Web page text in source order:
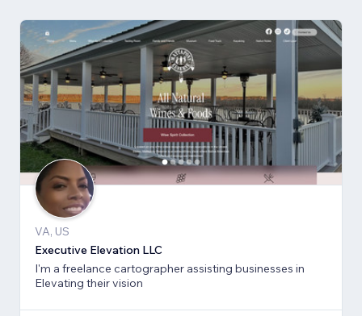
VA, US
Executive Elevation LLC
I'm a freelance cartographer assisting businesses in
Elevating their vision